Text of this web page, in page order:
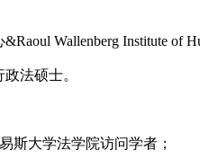
Wallenberg Institute of
法硕士。
斯大学法学院访问学者；